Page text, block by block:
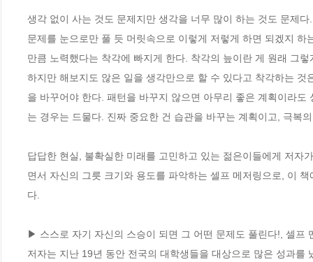
생각 없이 사는 것도 문제지만 생각을 너무 많이 하는 것도 문제
문제를 눈으로만 풀 듯 머릿속으로 이렇게 저렇게 하면 되겠지
만큼 노력했다는 착각에 빠지게 한다. 착각의 늪이란 게 원래 그
하지만 해보지도 않은 일을 생각만으로 할 수 있다고 착각하는
을 바꾸어야 한다. 패턴을 바꾸지 않으면 아무리 좋은 계획이라
는 경우는 드물다. 진짜 중요한 건 습관을 바꾸는 계획이고, 극복의
답답한 현실, 불확실한 미래를 고민하고 있는 젊은이들에게 저자
면서 자신의 그릇 크기와 용도를 파악하는 셀프 메저링으로, 이
다.
▶ 스스로 자기 자신의 스승이 되면 그 어떤 문제도 풀린다!, 셀프
저자는 지난 19년 동안 전국의 대학생들을 대상으로 많은 성과